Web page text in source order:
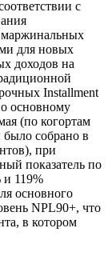
с
маржинальных
для новых
доходов на
Installment
основному
(по когортам
было собрано в
при
показатель по
и 119%
основного
NPL90+, что
в котором